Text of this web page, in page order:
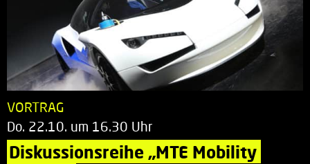
VORTRAG
Do. 22.10. um 16.30 Uhr
Diskussionsreihe „MTE Mobility